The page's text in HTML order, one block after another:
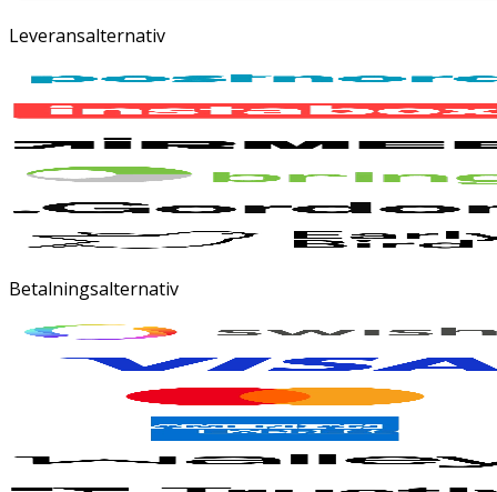
Leveransalternativ
Betalningsalternativ